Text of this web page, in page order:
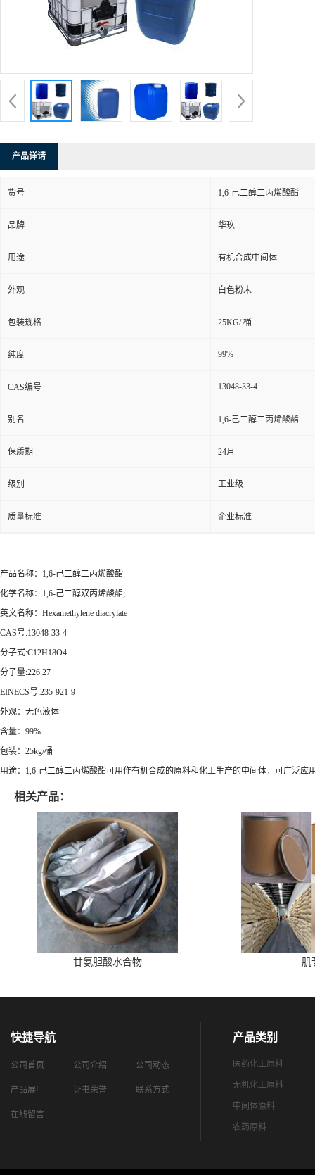
产品详请
货号 1,6-己二醇二丙烯酸酯
品牌 华玖
用途 有机合成中间体
外观 白色粉末
包装规格 25KG/ 桶
纯度 99%
CAS编号 13048-33-4
别名 1,6-己二醇二丙烯酸酯
保质期 24月
级别 工业级
质量标准 企业标准
产品名称：1,6-己二醇二丙烯酸酯
化学名称：1,6-己二醇双丙烯酸酯;
英文名称：Hexamethylene diacrylate
CAS号:13048-33-4
分子式:C12H18O4
分子量:226.27
EINECS号:235-921-9
外观：无色液体
含量：99%
包装：25kg/桶
用途：1,6-己二醇二丙烯酸酯可用作有机合成的原料和化工生产的中间体，可广泛
相关产品：
甘氨胆酸水合物 肌
快捷导航
公司首页 公司介绍 公司动态
产品展厅 证书荣誉 联系方式
在线留言
产品类别
医药化工原料
无机化工原料
中间体原料
农药原料